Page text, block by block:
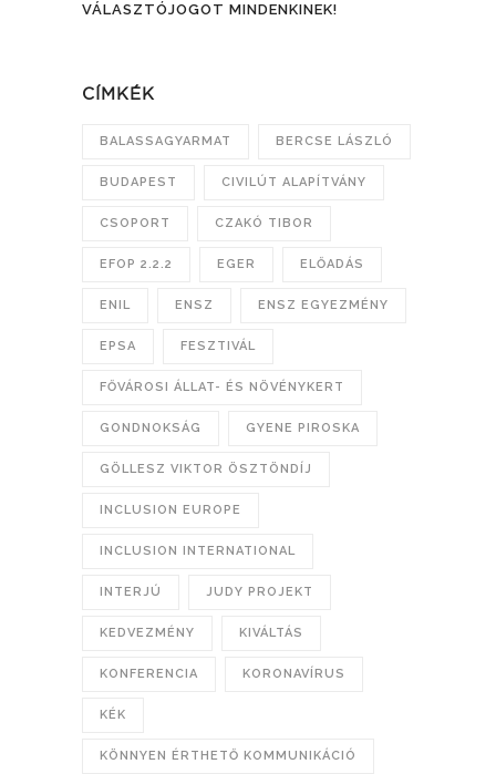
VÁLASZTÓJOGOT MINDENKINEK!
CÍMKÉK
BALASSAGYARMAT BERCSE LÁSZLÓ
BUDAPEST CIVILÚT ALAPÍTVÁNY
CSOPORT CZAKÓ TIBOR
EFOP 2.2.2 EGER ELŐADÁS
ENIL ENSZ ENSZ EGYEZMÉNY
EPSA FESZTIVÁL
FŐVÁROSI ÁLLAT- ÉS NÖVÉNYKERT
GONDNOKSÁG GYENE PIROSKA
GÖLLESZ VIKTOR ÖSZTÖNDÍJ
INCLUSION EUROPE
INCLUSION INTERNATIONAL
INTERJÚ JUDY PROJEKT
KEDVEZMÉNY KIVÁLTÁS
KONFERENCIA KORONAVÍRUS
KÉK
KÖNNYEN ÉRTHETŐ KOMMUNIKÁCIÓ